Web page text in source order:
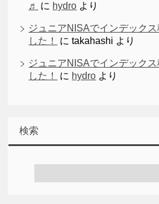
♬
に hydro より
ジュニアNISAでインデック
した！
にtakahashi より
ジュニアNISAでインデック
した！
に hydro より
検索